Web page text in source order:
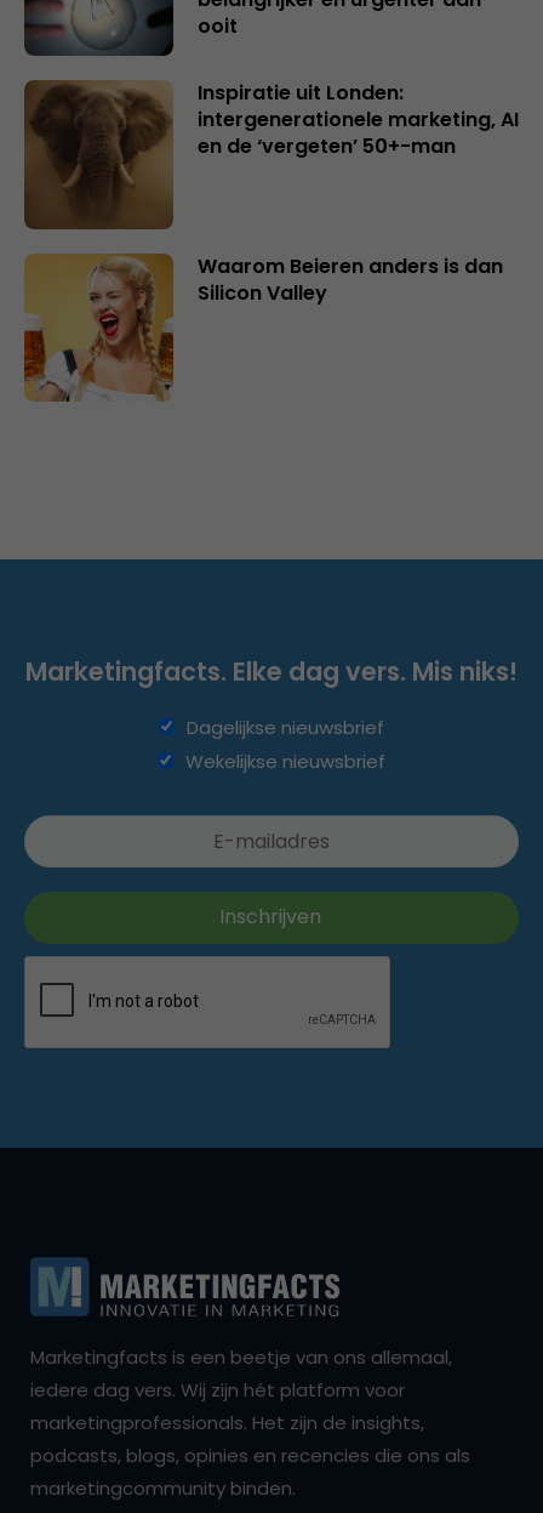
ooit
Inspiratie uit Londen:
intergenerationele marketing, AI
en de ‘vergeten’ 50+-man
Waarom Beieren anders is dan
Silicon Valley
Marketingfacts. Elke dag vers. Mis niks!
Dagelijkse nieuwsbrief
Wekelijkse nieuwsbrief
Marketingfacts is een beetje van ons allemaal,
iedere dag vers. Wij zijn hét platform voor
marketingprofessionals. Het zijn de insights,
podcasts, blogs, opinies en recencies die ons als
marketingcommunity binden.